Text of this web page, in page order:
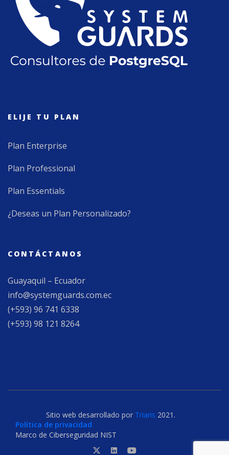
ELIJE TU PLAN
Plan Enterprise
Plan Professional
Plan Essentials
¿Deseas un Plan Personalizado?
CONTÁCTANOS
Guayaquil – Ecuador
info@systemguards.com.ec
(+593) 96 741 6338
(+593) 98 121 8264
Sitio web desarrollado por Triaris 2021.
Política de privacidad
Marco de Ciberseguridad NIST